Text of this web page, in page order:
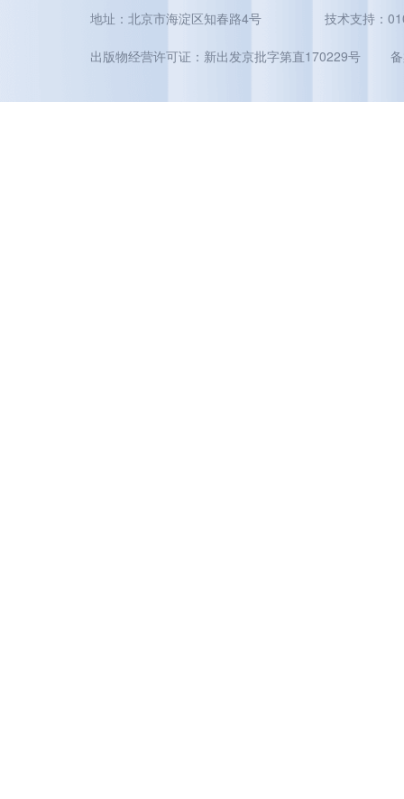
地址：北京市海淀区知春路4号 技术支持：
出版物经营许可证：新出发京批字第直170229号